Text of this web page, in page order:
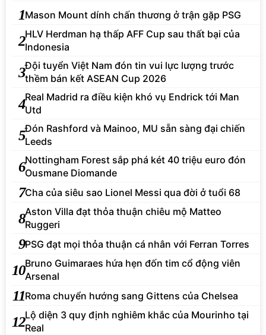
1Mason Mount dính chấn thương ở trận gặp PSG
2HLV Herdman hạ thấp AFF Cup sau thất bại của
Indonesia
3Đội tuyển Việt Nam đón tin vui lực lượng trước
thềm bán kết ASEAN Cup 2026
4Real Madrid ra điều kiện khó vụ Endrick tới Man
Utd
5Đón Rashford và Mainoo, MU sẵn sàng đại chiến
Leeds
6Nottingham Forest sắp phá két 40 triệu euro đón
Ousmane Diomande
7Cha của siêu sao Lionel Messi qua đời ở tuổi 68
8Aston Villa đạt thỏa thuận chiêu mộ Matteo
Ruggeri
9PSG đạt mọi thỏa thuận cá nhân với Ferran Torres
10Bruno Guimaraes hứa hẹn đốn tim cổ động viên
Arsenal
11Roma chuyển hướng sang Gittens của Chelsea
12Lộ diện 3 quy định nghiêm khắc của Mourinho tại
Real